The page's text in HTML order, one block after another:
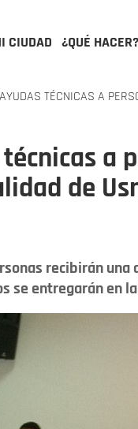
CIUDAD ¿QUÉ HACER?
TÉCNICAS A
a
de
recibirán
se entregarán en la